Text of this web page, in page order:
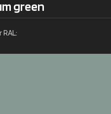
green
Infos / commande